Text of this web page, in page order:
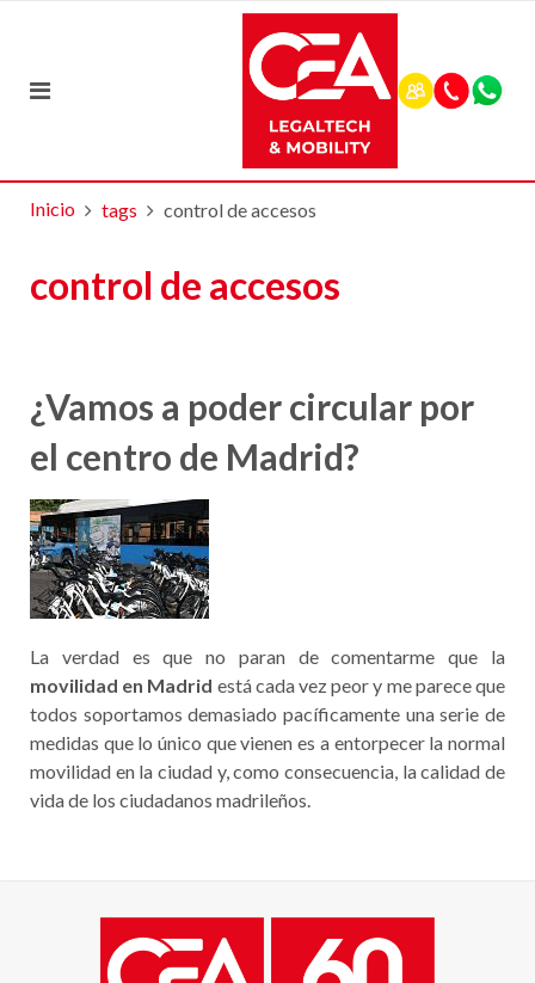
Inicio tags control de accesos
control de accesos
¿Vamos a poder circular por
el centro de Madrid?
La verdad es que no paran de comentarme que la
movilidad en Madrid está cada vez peor y me parece que
todos soportamos demasiado pacíficamente una serie de
medidas que lo único que vienen es a entorpecer la normal
movilidad en la ciudad y, como consecuencia, la calidad de
vida de los ciudadanos madrileños.